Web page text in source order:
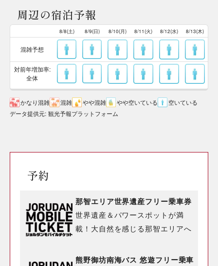
周辺の宿泊予報
8/8(土) 8/9(日) 8/10(月) 8/11(火) 8/12(水) 8/13(木)
混雑予想
対前年増加率:
全体
かなり混雑 混雑 やや混雑 やや空いている
空いている
データ提供元: 観光予報プラットフォーム
予約
那智エリア世界遺産フリー乗車券
世界遺産＆パワースポットが満
載！大自然を感じる那智エリアへ
熊野御坊南海バス 悠遊フリー乗車